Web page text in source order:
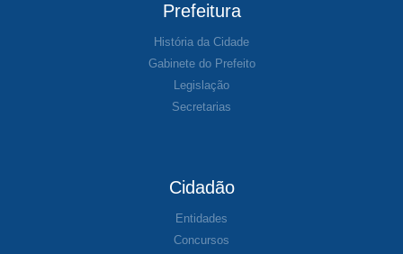
Prefeitura
História da Cidade
Gabinete do Prefeito
Legislação
Secretarias
Cidadão
Entidades
Concursos